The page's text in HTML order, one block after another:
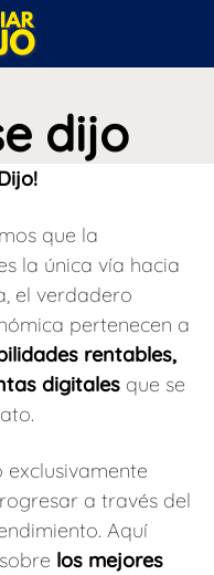
dijo
que la
la única vía hacia
el verdadero
pertenecen a
rentables,
digitales que se
a través del
Aquí
los mejores